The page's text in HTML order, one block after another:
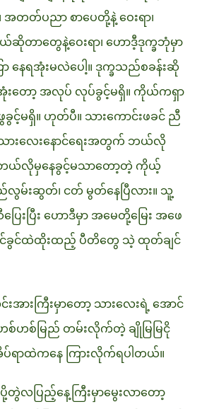
အတတ်ပညာ စာပေတို့နဲ့ ဝေးရာ၊
ယ်ဆိုတာတွေနဲ့ဝေးရာ၊ ဟောဒီ့ဒုက္ခဘုံမှာ
နေရအုံးမလဲပေါ့။ ဒုက္ခသည်စခန်းဆို
တော့ အလုပ် လုပ်ခွင့်မရှိ။ ကိုယ်ကရှာ
ခွင့်မရှိ။ ဟုတ်ပီ။ သားကောင်းဖခင် ညီ
ားလေးနောင်ရေးအတွက် ဘယ်လို
ဘယ်လိုမှနေခွင့်မသာတော့တဲ့ ကိုယ့်
လွမ်းဆွတ်၊ ငတ် မွတ်နေပြီလား။ သူ့
းပြီး ဟောဒီမှာ အမေတို့မြေး အဖေ
ရင်ခွင်ထဲထိုးထည့် ပီတိတွေ သဲ့ ထုတ်ချင်
အားကြီးမှာတော့ သားလေးရဲ့ အောင်
ဟစ်ဟစ်မြည် တမ်းလိုက်တဲ့ ချိုမြမြငို
ရာထဲကနေ ကြားလိုက်ရပါတယ်။
တွဲလပြည့်နေ့ကြီးမှာမွေးလာတော့